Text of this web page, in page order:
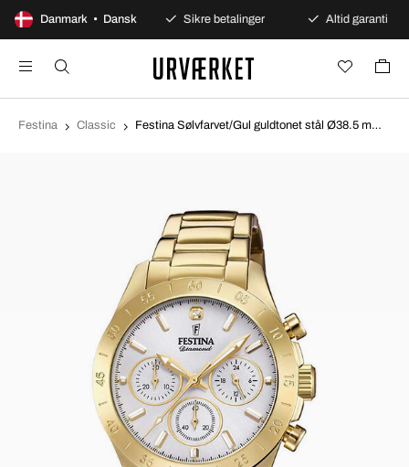
Danmark • Dansk
100 dages åbent køb Sikre betalinger Altid garanti
Festina Classic Festina Sølvfarvet/Gul guldtonet stål Ø38.5 mm F20400-1